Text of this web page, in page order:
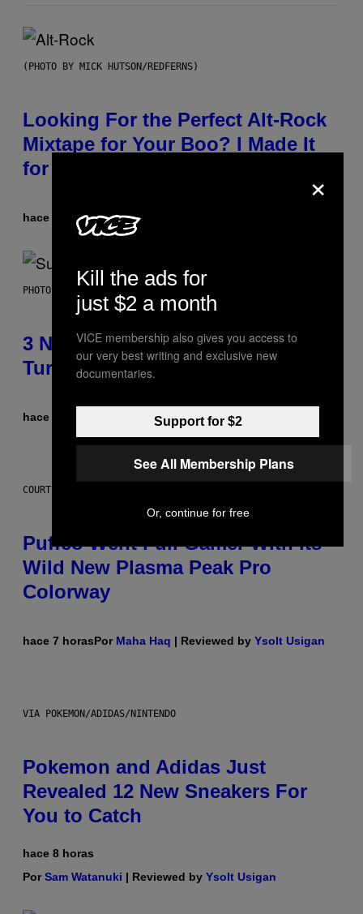
(PHOTO BY MICK HUTSON/REDFERNS)
Looking For the Perfect Alt-Rock
Mixtape for Your Boo? I Made It
for You Already
hace 6 horasPorLauren Boisvert
PHOTO BY NIELS VAN IPEREN/GETTY IMAGES
3 No-Skip Britpop Albums
Turning 30 This Year
hace 6 horas Dan Milam
COURTESY OF PUFFCO
Puffco Went Full Gamer With Its
Wild New Plasma Peak Pro
Colorway
hace 7 horasPor Maha Haq | Reviewed by Ysolt Usigan
VIA POKEMON/ADIDAS/NINTENDO
Pokemon and Adidas Just
Revealed 12 New Sneakers For
You to Catch
hace 8 horas
PorSam Watanuki | Reviewed by Ysolt Usigan
×
Kill the ads for
just $2 a month
VICE membership also gives you access to
our very best writing and exclusive new
documentaries.
Support for $2
See All Membership Plans
Or, continue for free